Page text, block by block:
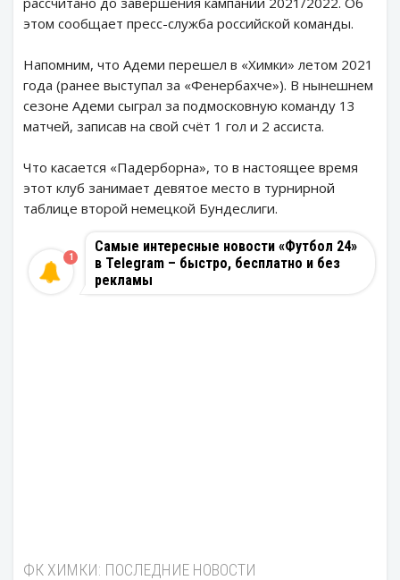
этом сообщает пресс-служба российской команды.
Напомним, что Адеми перешел в «Химки» летом 2021
года (ранее выступал за «Фенербахче»). В нынешнем
сезоне Адеми сыграл за подмосковную команду 13
матчей, записав на свой счёт 1 гол и 2 ассиста.
Что касается «Падерборна», то в настоящее время
этот клуб занимает девятое место в турнирной
таблице второй немецкой Бундеслиги.
Самые интересные новости «Футбол 24»
в Telegram – быстро, бесплатно и без
рекламы
1
ФК ХИМКИ: ПОСЛЕДНИЕ НОВОСТИ